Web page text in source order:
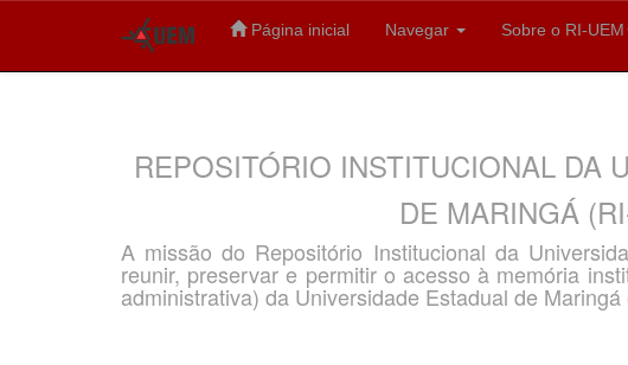
Página inicial Navegar Sobre o RI-UEM
REPOSITÓRIO INSTITUCIONAL DA
DE MARINGÁ
A missão do Repositório Institucional da
reunir, preservar e permitir o acesso à memória
administrativa) da Universidade Estadual de